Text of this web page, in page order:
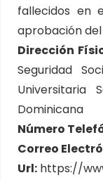
fallecidos en
aprobación del
Dirección
Seguridad
Universitaria
Dominicana
Número
Correo
Url: https://